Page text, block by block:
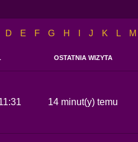
D E F G H I J K L M
OSTATNIA WIZYTA
14 minut(y) temu